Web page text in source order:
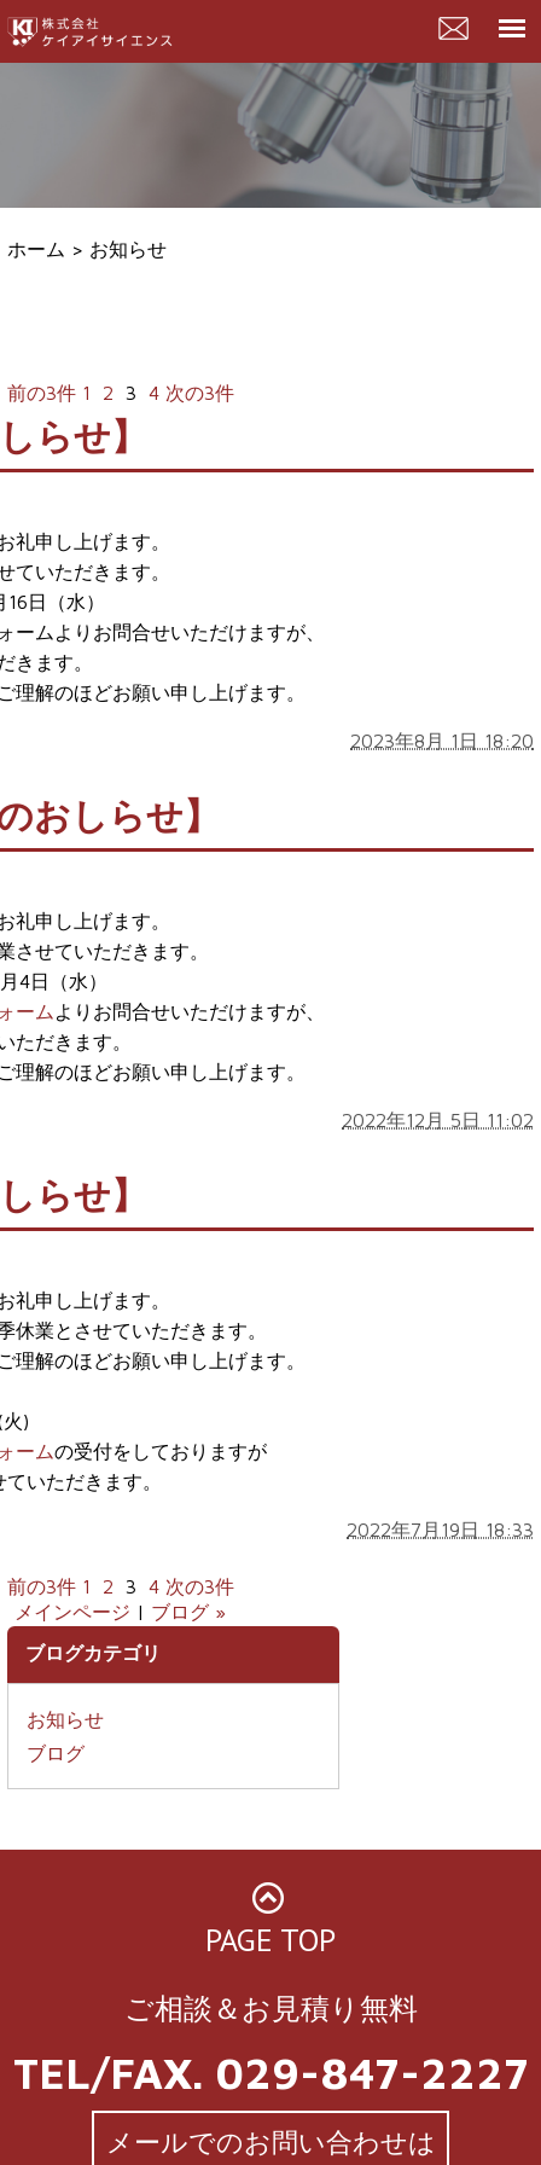
ホーム > お知らせ
前の3件 1 2 3 4 次の3件
らせ】
礼申し上げます。
ていただきます。
日（水）
ムよりお問合せいただけますが、
きます。
解のほどお願い申し上げます。
2023年8月 1日 18:20
おしらせ】
礼申し上げます。
させていただきます。
4日（水）
ーム よりお問合せいただけますが、
ただきます。
解のほどお願い申し上げます。
2022年12月 5日 11:02
らせ】
礼申し上げます。
休業とさせていただきます。
解のほどお願い申し上げます。
)
ームの受付をしておりますが
いただきます。
2022年7月19日 18:33
前の3件 1 2 3 4 次の3件
メインページ | ブログ »
ブログカテゴリ
お知らせ
ブログ
PAGE TOP
ご相談＆お見積り無料
TEL/FAX. 029-847-2227
メールでのお問い合わせは